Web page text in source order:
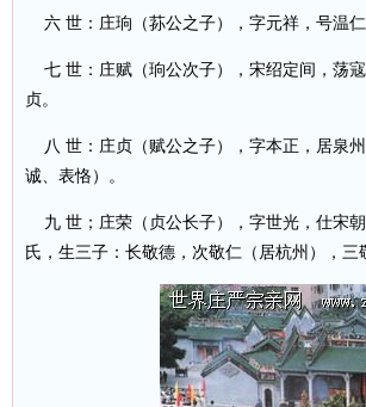
六 世：庄珦（荪公之子），字元祥，号温
七 世：庄赋（珦公次子），宋绍定间，荡寇
贞。
八 世：庄贞（赋公之子），字本正，居泉
诚、表恪）。
九 世；庄荣（贞公长子），字世光，仕宋
氏，生三子：长敬德，次敬仁（居杭州），三